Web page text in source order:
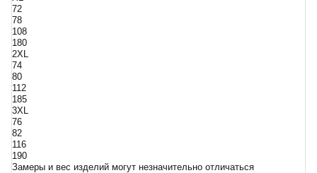
72
78
108
180
2XL
74
80
112
185
3XL
76
82
116
190
Замеры и вес изделий могут незначительно отличаться